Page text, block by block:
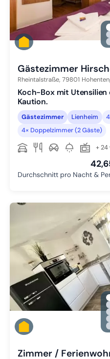
Gästezimmer
Rheintalstraße, 79801
Koch-Box mit
Kaution.
Gästezimmer Lienheim
4× Doppelzimmer (2 Gäste)
+
Durchschnitt pro Nacht &
Zimmer /